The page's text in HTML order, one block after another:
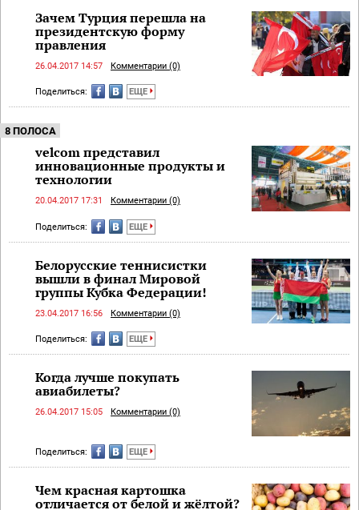
Зачем Турция перешла на
президентскую форму
правления
26.04.2017 14:57 Комментарии (0)
Поделиться: ЕЩЕ
8 ПОЛОСА
velcom представил
инновационные продукты и
технологии
20.04.2017 17:31 Комментарии (0)
Поделиться: ЕЩЕ
Белорусские теннисистки
вышли в финал Мировой
группы Кубка Федерации!
23.04.2017 16:56 Комментарии (0)
Поделиться: ЕЩЕ
Когда лучше покупать
авиабилеты?
26.04.2017 15:05 Комментарии (0)
Поделиться: ЕЩЕ
Чем красная картошка
отличается от белой и жёлтой?